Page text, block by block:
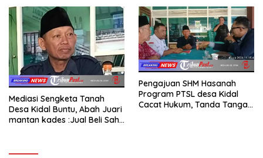
Mediasi Sengketa Tanah
Desa Kidal Buntu, Abah Juari
mantan kades :Jual Beli Sah,
Membatalkan Hak Warga.
Pengajuan SHM Hasanah
Program PTSL desa Kidal
Cacat Hukum, Tanda Tangan